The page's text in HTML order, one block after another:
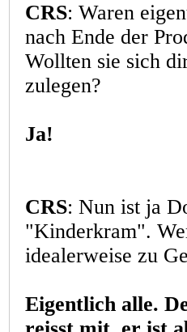
CRS: Waren
nach Ende der
Wollten sie sich
zulegen?
Ja!
CRS: Nun ist ja
"Kinderkram".
idealerweise zu
Eigentlich alle.